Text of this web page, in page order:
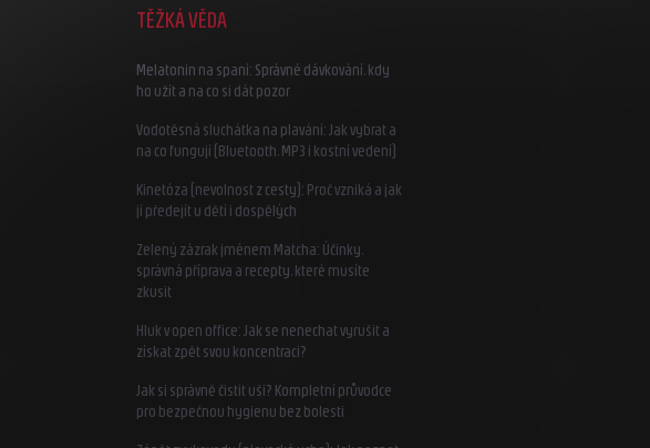
TĚŽKÁ VĚDA
Melatonin na spaní: Správné dávkování, kdy
ho užít a na co si dát pozor
Vodotěsná sluchátka na plavání: Jak vybrat a
na co fungují (Bluetooth, MP3 i kostní vedení)
Kinetóza (nevolnost z cesty): Proč vzniká a jak
jí předejít u dětí i dospělých
Zelený zázrak jménem Matcha: Účinky,
správná příprava a recepty, které musíte
zkusit
Hluk v open office: Jak se nenechat vyrušit a
získat zpět svou koncentraci?
Jak si správně čistit uši? Kompletní průvodce
pro bezpečnou hygienu bez bolesti